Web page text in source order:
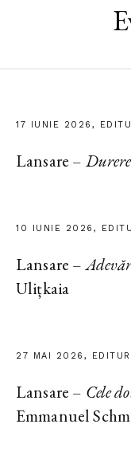
17 IUNIE 2026,
Lansare –
10 IUNIE 2026,
Lansare –
Ulițkaia
27 MAI 2026,
Lansare – Cele
Emmanuel